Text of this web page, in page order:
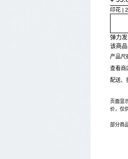
印花
弹力
该商
产品尺
查看商
配送、
页面显
价，仅
部分商